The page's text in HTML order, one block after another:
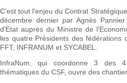
C'est tout l'enjeu du Contrat
décembre dernier par Agnès Pannier
d'Etat auprès du Ministre de
les quatre Présidents des fédérations
FFT, INFRANUM et SYCABEL.
InfraNum, qui coordonne 3 des
thématiques du CSF, ouvre des